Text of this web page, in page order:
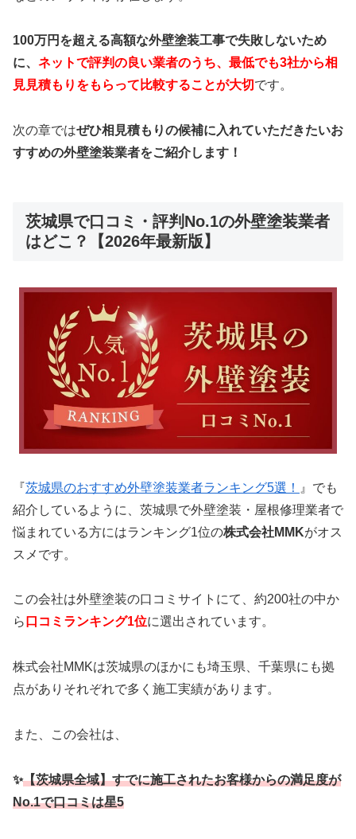
100万円を超える高額な外壁塗装工事で失敗しないため
に、 ネットで評判の良い業者のうち、最低でも3社から相
見見積もりをもらって比較することが大切です。
次の章ではぜひ相見積もりの候補に入れていただきたいお
すすめの外壁塗装業者をご紹介します！
茨城県で口コミ・評判No.1の外壁塗装業者
はどこ？【2026年最新版】
『茨城県のおすすめ外壁塗装業者ランキング5選！
』でも
紹介しているように、茨城県で外壁塗装・屋根修理業者で
悩まれている方にはランキング1位の株式会社MMKがオス
スメです。
この会社は外壁塗装の口コミサイトにて、約200社の中か
ら 口コミランキング1位に選出されています。
株式会社MMKは茨城県のほかにも埼玉県、千葉県にも拠
点がありそれぞれで多く施工実績があります。
また、この会社は、
✨【茨城県全域】すでに施工されたお客様からの満足度が
No.1で口コミは星5